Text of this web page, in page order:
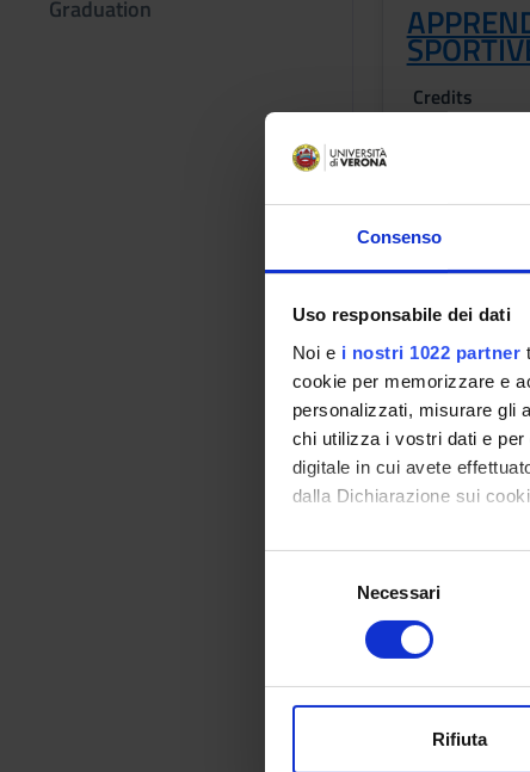
Consenso
Uso responsabile dei dati
Noi e i nostri 1022 partner
cookie per memorizzare e
personalizzati, misurare gli
chi utilizza i vostri dati e
digitale in cui avete
dalla Dichiarazione sui
Con il tuo consenso,
raccogliere
digitali).
modificare o ritirare il tuo
Necessari
Rifiuta
Graduation
Credits
1°semestre
Location
ROVERETO
Lessons
Credits
Location
ROVERETO
Lessons